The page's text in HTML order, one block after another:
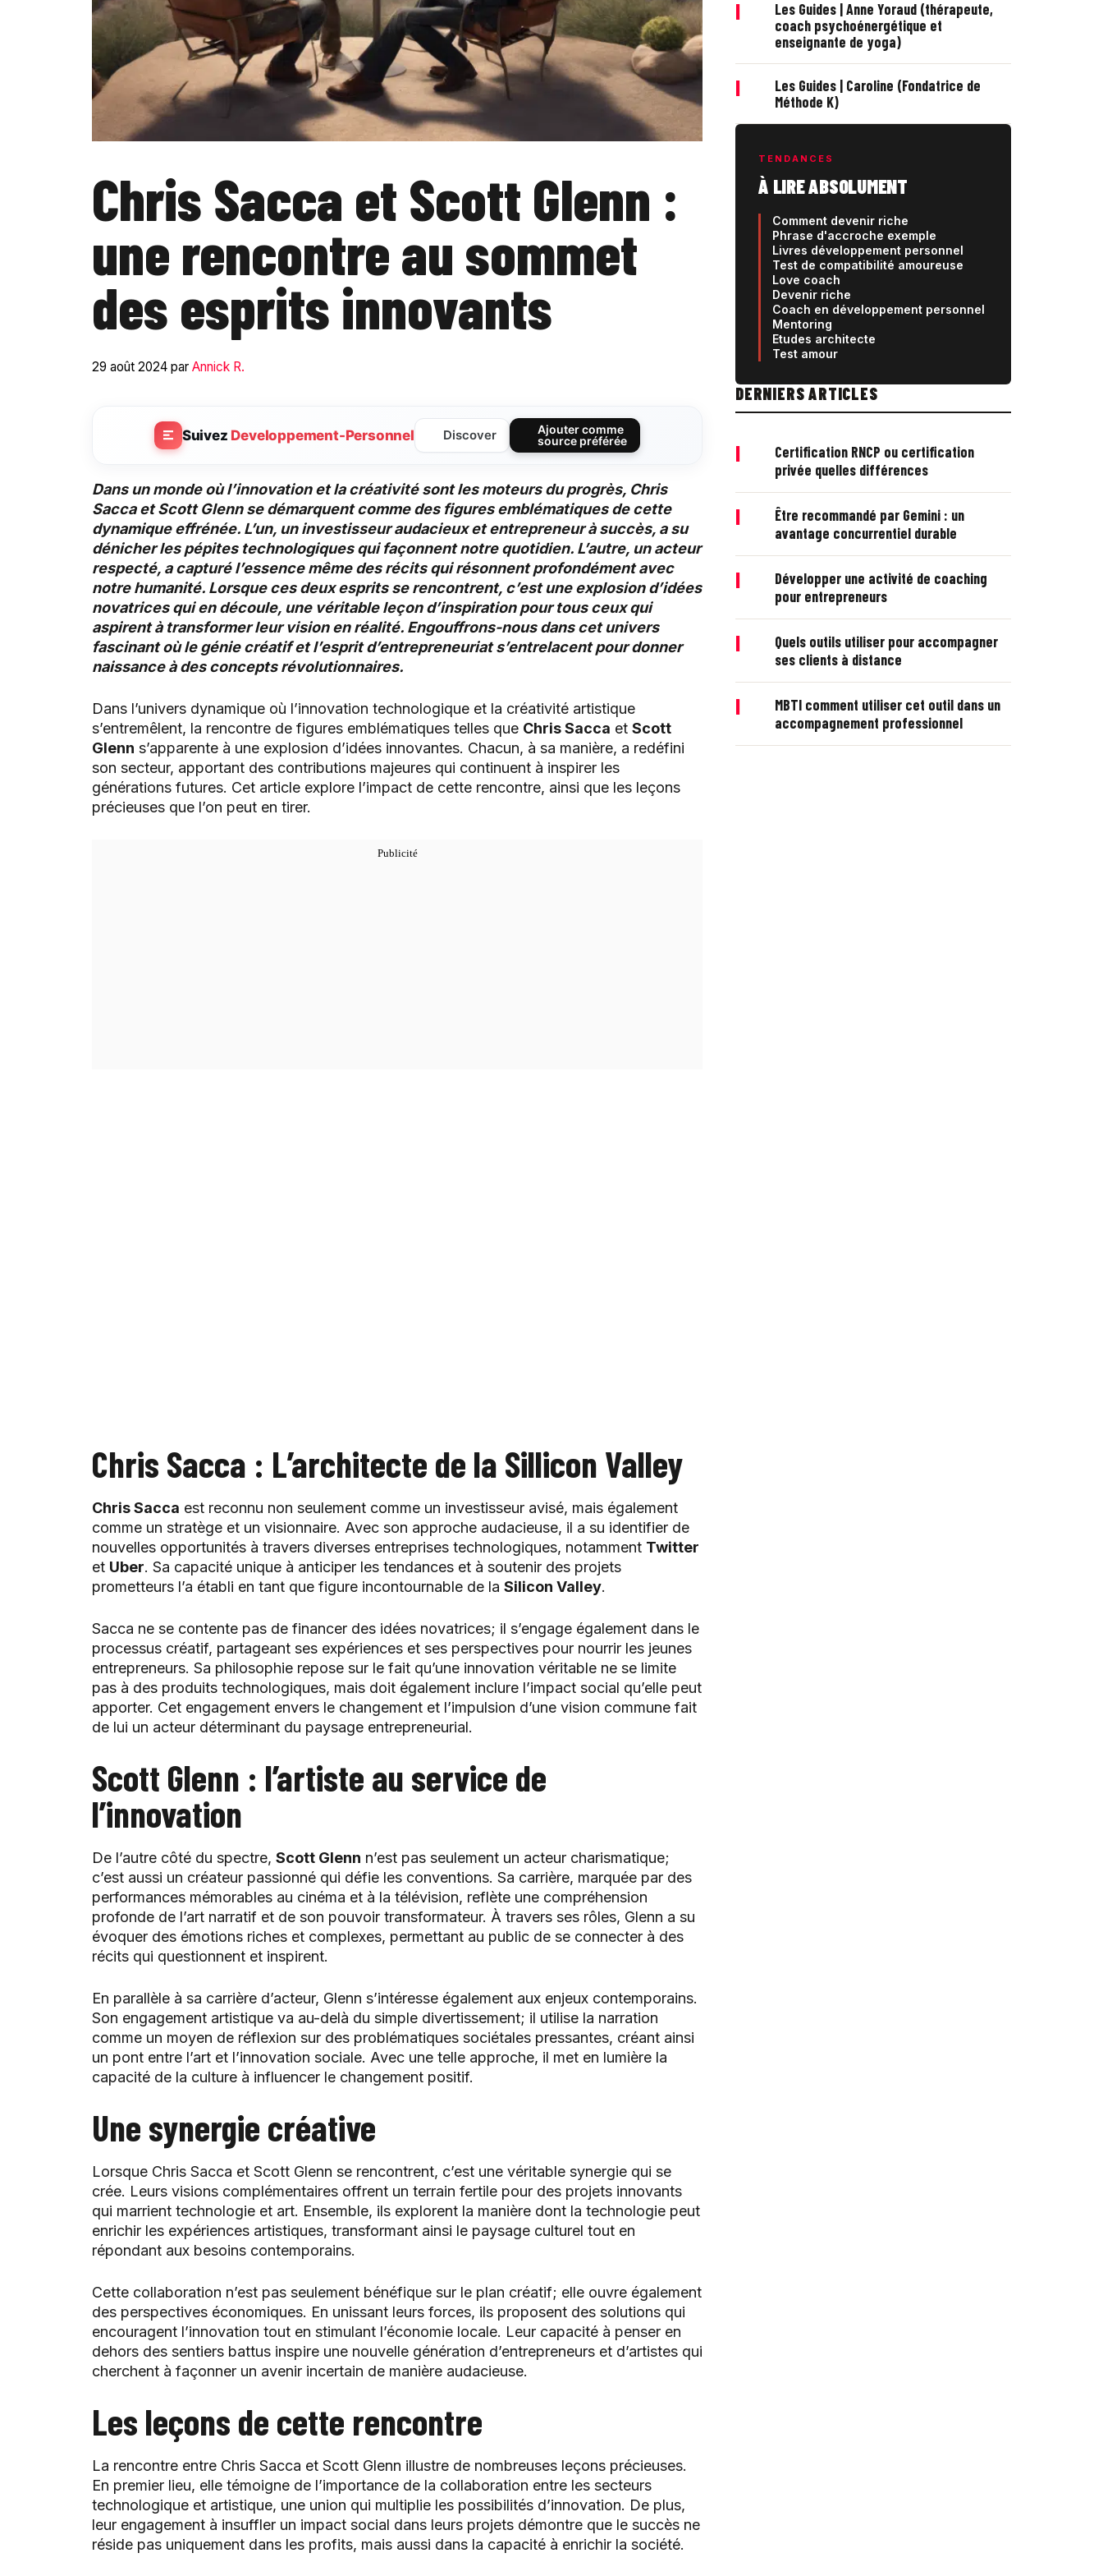
Chris Sacca et Scott Glenn :
une rencontre au sommet
des esprits innovants
29 août 2024 par Annick R.
Suivez Developpement-Personnel Discover
Ajouter comme
source préférée
Dans un monde où l’innovation et la créativité sont les moteurs du progrès, Chris
Sacca et Scott Glenn se démarquent comme des figures emblématiques de cette
dynamique effrénée. L’un, un investisseur audacieux et entrepreneur à succès, a su
dénicher les pépites technologiques qui façonnent notre quotidien. L’autre, un acteur
respecté, a capturé l’essence même des récits qui résonnent profondément avec
notre humanité. Lorsque ces deux esprits se rencontrent, c’est une explosion d’idées
novatrices qui en découle, une véritable leçon d’inspiration pour tous ceux qui
aspirent à transformer leur vision en réalité. Engouffrons-nous dans cet univers
fascinant où le génie créatif et l’esprit d’entrepreneuriat s’entrelacent pour donner
naissance à des concepts révolutionnaires.
Dans l’univers dynamique où l’innovation technologique et la créativité artistique
s’entremêlent, la rencontre de figures emblématiques telles que Chris Sacca et Scott
Glenn s’apparente à une explosion d’idées innovantes. Chacun, à sa manière, a redéfini
son secteur, apportant des contributions majeures qui continuent à inspirer les
générations futures. Cet article explore l’impact de cette rencontre, ainsi que les leçons
précieuses que l’on peut en tirer.
Chris Sacca : L’architecte de la Sillicon Valley
Chris Sacca est reconnu non seulement comme un investisseur avisé, mais également
comme un stratège et un visionnaire. Avec son approche audacieuse, il a su identifier de
nouvelles opportunités à travers diverses entreprises technologiques, notamment Twitter
et Uber. Sa capacité unique à anticiper les tendances et à soutenir des projets
prometteurs l’a établi en tant que figure incontournable de la Silicon Valley.
Sacca ne se contente pas de financer des idées novatrices; il s’engage également dans le
processus créatif, partageant ses expériences et ses perspectives pour nourrir les jeunes
entrepreneurs. Sa philosophie repose sur le fait qu’une innovation véritable ne se limite
pas à des produits technologiques, mais doit également inclure l’impact social qu’elle peut
apporter. Cet engagement envers le changement et l’impulsion d’une vision commune fait
de lui un acteur déterminant du paysage entrepreneurial.
Scott Glenn : l’artiste au service de
l’innovation
De l’autre côté du spectre, Scott Glenn n’est pas seulement un acteur charismatique;
c’est aussi un créateur passionné qui défie les conventions. Sa carrière, marquée par des
performances mémorables au cinéma et à la télévision, reflète une compréhension
profonde de l’art narratif et de son pouvoir transformateur. À travers ses rôles, Glenn a su
évoquer des émotions riches et complexes, permettant au public de se connecter à des
récits qui questionnent et inspirent.
En parallèle à sa carrière d’acteur, Glenn s’intéresse également aux enjeux contemporains.
Son engagement artistique va au-delà du simple divertissement; il utilise la narration
comme un moyen de réflexion sur des problématiques sociétales pressantes, créant ainsi
un pont entre l’art et l’innovation sociale. Avec une telle approche, il met en lumière la
capacité de la culture à influencer le changement positif.
Une synergie créative
Lorsque Chris Sacca et Scott Glenn se rencontrent, c’est une véritable synergie qui se
crée. Leurs visions complémentaires offrent un terrain fertile pour des projets innovants
qui marrient technologie et art. Ensemble, ils explorent la manière dont la technologie peut
enrichir les expériences artistiques, transformant ainsi le paysage culturel tout en
répondant aux besoins contemporains.
Cette collaboration n’est pas seulement bénéfique sur le plan créatif; elle ouvre également
des perspectives économiques. En unissant leurs forces, ils proposent des solutions qui
encouragent l’innovation tout en stimulant l’économie locale. Leur capacité à penser en
dehors des sentiers battus inspire une nouvelle génération d’entrepreneurs et d’artistes qui
cherchent à façonner un avenir incertain de manière audacieuse.
Les leçons de cette rencontre
La rencontre entre Chris Sacca et Scott Glenn illustre de nombreuses leçons précieuses.
En premier lieu, elle témoigne de l’importance de la collaboration entre les secteurs
technologique et artistique, une union qui multiplie les possibilités d’innovation. De plus,
leur engagement à insuffler un impact social dans leurs projets démontre que le succès ne
réside pas uniquement dans les profits, mais aussi dans la capacité à enrichir la société.
|
Les Guides | Anne Yoraud (thérapeute,
coach psychoénergétique et
enseignante de yoga)
|
Les Guides | Caroline (Fondatrice de
Méthode K)
TENDANCES
À LIRE ABSOLUMENT
Comment devenir riche
Phrase d'accroche exemple
Livres développement personnel
Test de compatibilité amoureuse
Love coach
Devenir riche
Coach en développement personnel
Mentoring
Etudes architecte
Test amour
DERNIERS ARTICLES
|
Certification RNCP ou certification
privée quelles différences
|
Être recommandé par Gemini : un
avantage concurrentiel durable
|
Développer une activité de coaching
pour entrepreneurs
|
Quels outils utiliser pour accompagner
ses clients à distance
|
MBTI comment utiliser cet outil dans un
accompagnement professionnel